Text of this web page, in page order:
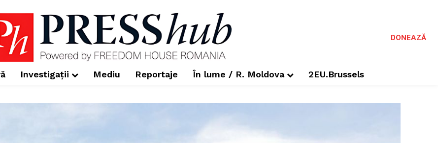
DONEAZĂ
Investigații Mediu Reportaje În lume / R. Moldova 2EU.Brussels